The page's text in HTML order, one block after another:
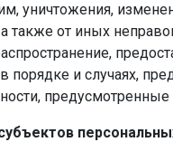
уничтожения,
также от иных
порядке и случаях,